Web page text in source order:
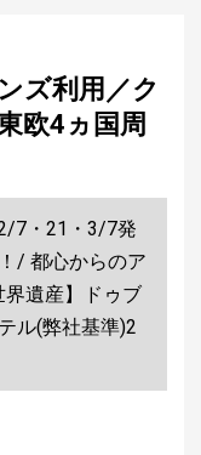
ズ利用／ク
欧4ヵ国周
7・21・3/7発
/ 都心からのア
遺産】ドゥブ
ル(弊社基準)2